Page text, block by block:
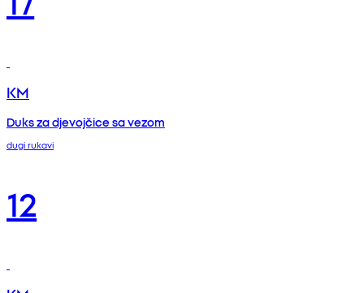
KM
Duks za djevojčice sa vezom
dugi rukavi
12